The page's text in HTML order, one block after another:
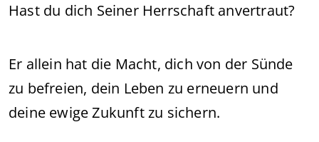
Hast du dich Seiner Herrschaft anvertraut?
Er allein hat die Macht, dich von der Sünde
zu befreien, dein Leben zu erneuern und
deine ewige Zukunft zu sichern.